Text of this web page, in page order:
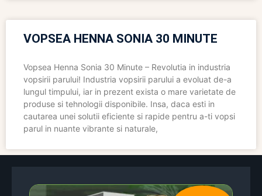
VOPSEA HENNA SONIA 30 MINUTE
Vopsea Henna Sonia 30 Minute – Revolutia in industria
vopsirii parului! Industria vopsirii parului a evoluat de-a
lungul timpului, iar in prezent exista o mare varietate de
produse si tehnologii disponibile. Insa, daca esti in
cautarea unei solutii eficiente si rapide pentru a-ti vopsi
parul in nuante vibrante si naturale,